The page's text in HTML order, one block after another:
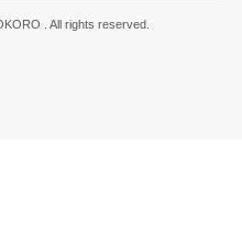
. All rights reserved.